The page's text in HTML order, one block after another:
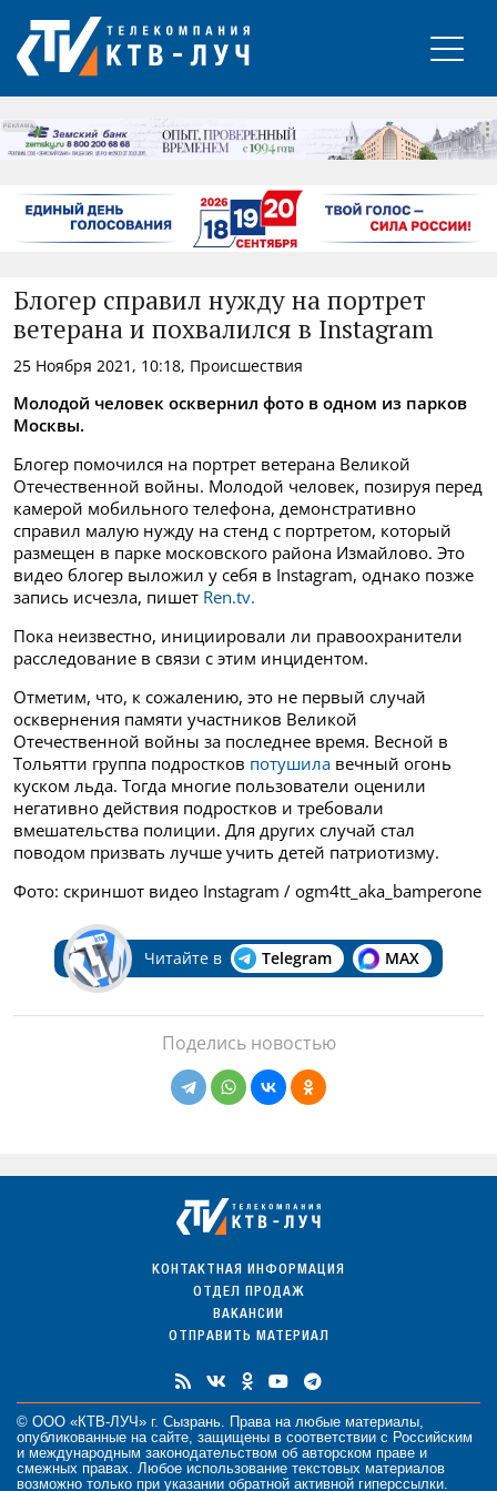
РЕКЛАМА
Блогер справил нужду на портрет
ветерана и похвалился в Instagram
25 Ноября 2021, 10:18, Происшествия
Молодой человек осквернил фото в одном из парков
Москвы.
Блогер помочился на портрет ветерана Великой
Отечественной войны. Молодой человек, позируя перед
камерой мобильного телефона, демонстративно
справил малую нужду на стенд с портретом, который
размещен в парке московского района Измайлово. Это
видео блогер выложил у себя в Instagram, однако позже
запись исчезла, пишет Ren.tv.
Пока неизвестно, инициировали ли правоохранители
расследование в связи с этим инцидентом.
Отметим, что, к сожалению, это не первый случай
осквернения памяти участников Великой
Отечественной войны за последнее время. Весной в
Тольятти группа подростков потушила вечный огонь
куском льда. Тогда многие пользователи оценили
негативно действия подростков и требовали
вмешательства полиции. Для других случай стал
поводом призвать лучше учить детей патриотизму.
Фото: скриншот видео Instagram / ogm4tt_aka_bamperone
Читайте в Telegram MAX
Поделись новостью
КОНТАКТНАЯ ИНФОРМАЦИЯ
ОТДЕЛ ПРОДАЖ
ВАКАНСИИ
ОТПРАВИТЬ МАТЕРИАЛ
© ООО «КТВ-ЛУЧ» г. Сызрань. Права на любые материалы
опубликованные на сайте, защищены в соответствии с Российским
и международным законодательством об авторском праве и
смежных правах. Любое использование текстовых материалов
возможно только при указании обратной активной гиперссылки.